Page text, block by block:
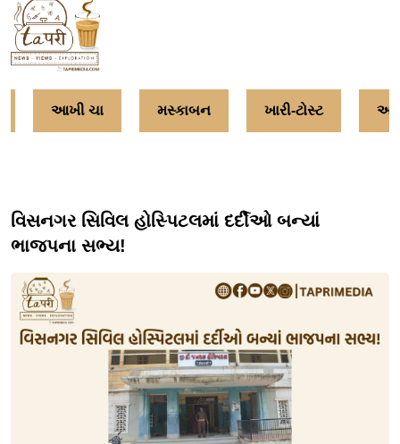
આખી ચા મસ્કાબન ખારી-ટોસ્ટ
વિસનગર સિવિલ હોસ્પિટલમાં દર્દીઓ બન્યાં
ભાજપના સભ્ય!